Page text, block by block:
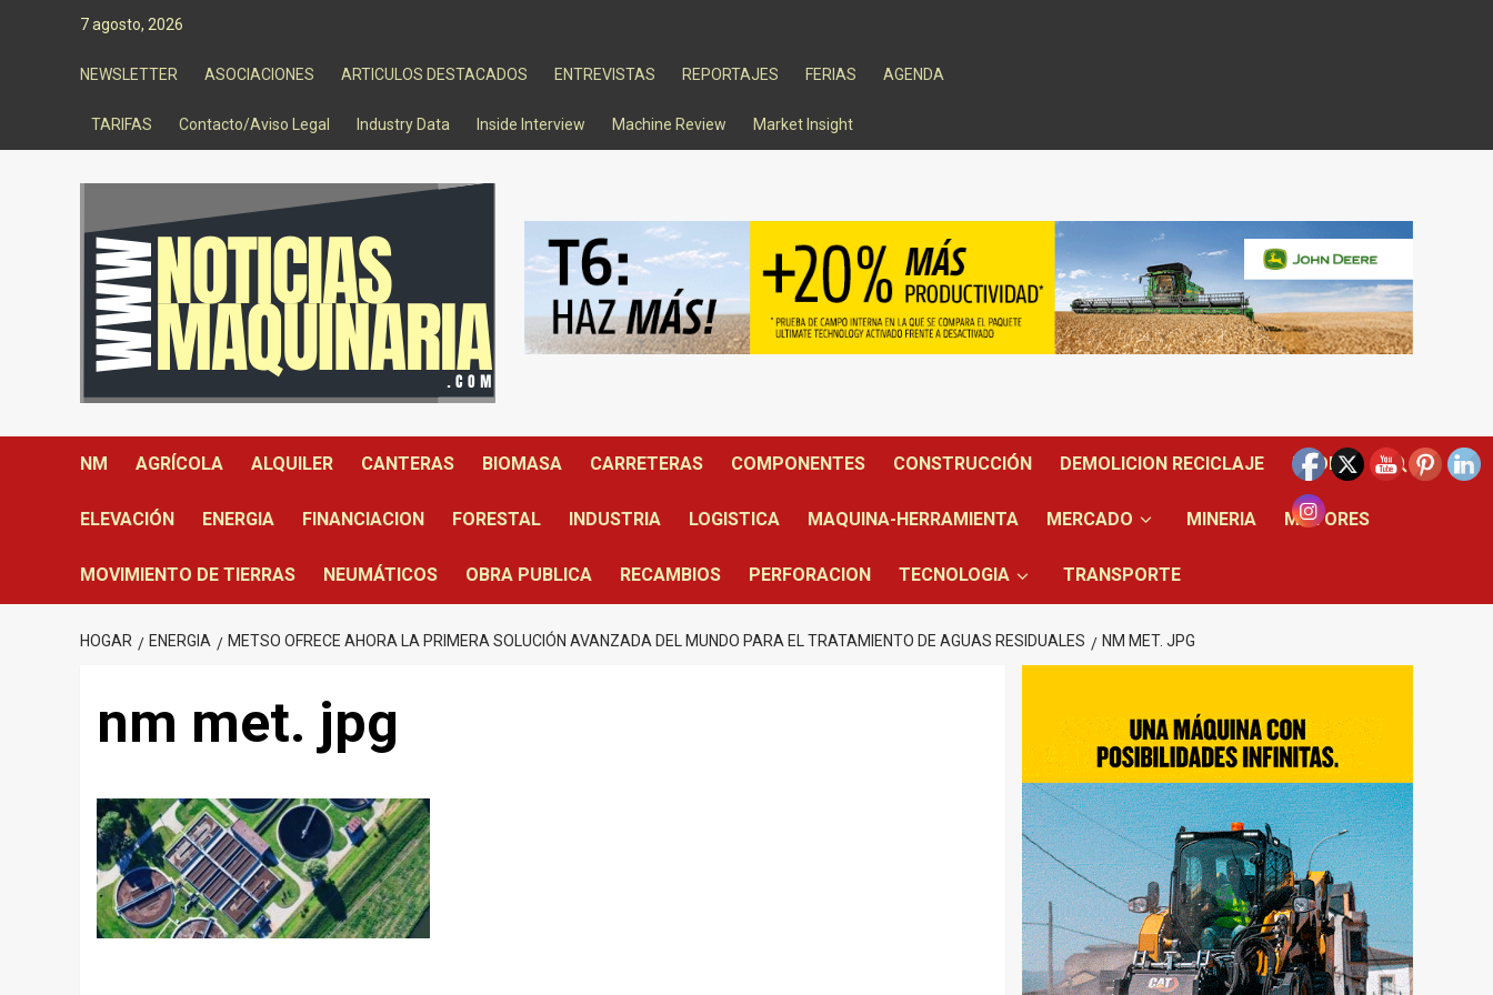
7 agosto, 2026
NEWSLETTER ASOCIACIONES ARTICULOS DESTACADOS ENTREVISTAS REPORTAJES FERIAS AGENDA
TARIFAS Contacto/Aviso Legal Industry Data Inside Interview Machine Review Market Insight
NM AGRÍCOLA ALQUILER CANTERAS BIOMASA CARRETERAS COMPONENTES CONSTRUCCIÓN DEMOLICION RECICLAJE DRONES
ELEVACIÓN ENERGIA FINANCIACION FORESTAL INDUSTRIA LOGISTICA MAQUINA-HERRAMIENTA MERCADO MINERIA MOTORES
MOVIMIENTO DE TIERRAS NEUMÁTICOS OBRA PUBLICA RECAMBIOS PERFORACION TECNOLOGIA TRANSPORTE
HOGAR ENERGIA METSO OFRECE AHORA LA PRIMERA SOLUCIÓN AVANZADA DEL MUNDO PARA EL TRATAMIENTO DE AGUAS RESIDUALES NM MET. JPG
nm met. jpg